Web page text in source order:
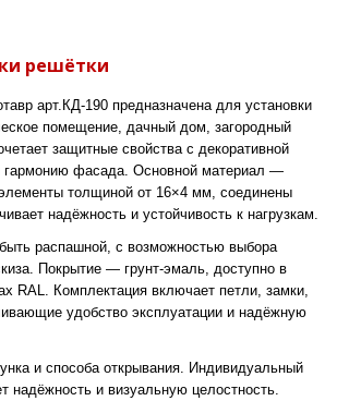
решётки
арт.КД-190 предназначена для установки
помещение, дачный дом, загородный
защитные свойства с декоративной
гармонию фасада. Основной материал —
толщиной от 16×4 мм, соединены
надёжность и устойчивость к нагрузкам.
распашной, с возможностью выбора
Покрытие — грунт-эмаль, доступно в
RAL. Комплектация включает петли, замки,
удобство эксплуатации и надёжную
и способа открывания. Индивидуальный
надёжность и визуальную целостность.